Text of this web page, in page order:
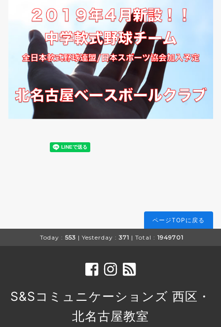
ページTOPに戻る
Today : 553 | Yesterday : 371 | Total : 1949701
S&Sコミュニケーションズ 西区・
北名古屋教室